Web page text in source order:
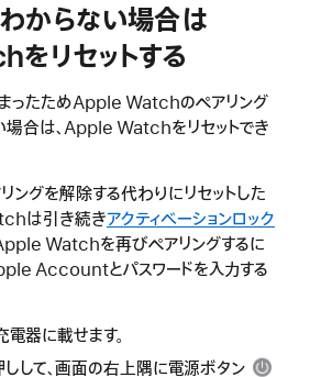
からない場合は
リセットする
ったためApple Watchのペアリング
合は、Apple Watchをリセットでき
グを解除する代わりにリセットした
は引き続きアクティベーションロック
Watchを再びペアリングするに
Accountとパスワードを入力する
器に載せます。
して、画面の右上隅に電源ボタン